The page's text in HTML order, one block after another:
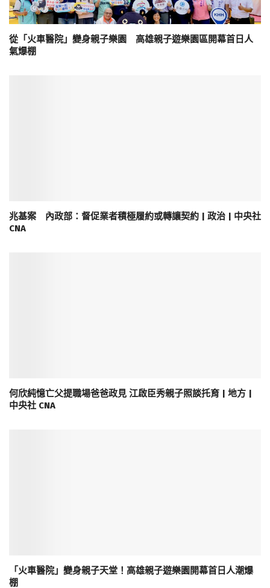
從「火車醫院」變身親子樂園 高雄親子遊樂園區開幕首日人
氣爆棚
兆基案 內政部：督促業者積極履約或轉讓契約 | 政治 | 中央社
CNA
何欣純憶亡父提職場爸爸政見 江啟臣秀親子照談托育 | 地方 |
中央社 CNA
「火車醫院」變身親子天堂！高雄親子遊樂園開幕首日人潮爆
棚